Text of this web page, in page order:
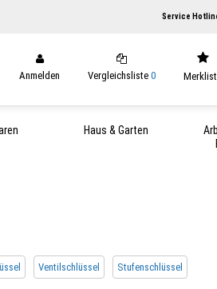
Service
Anmelden Vergleichsliste 0
Haus & Garten
Ventilschlüssel Stufenschlüssel